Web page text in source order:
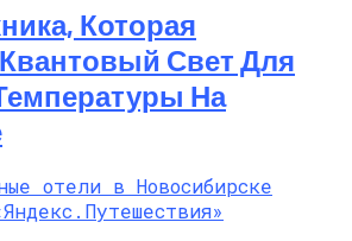
Которая
Свет Для
На